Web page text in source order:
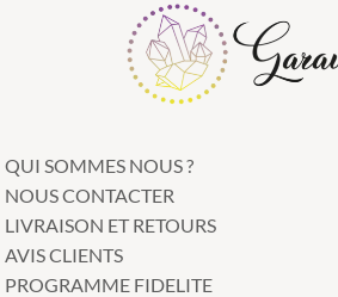
QUI SOMMES NOUS ?
NOUS CONTACTER
LIVRAISON ET RETOURS
AVIS CLIENTS
PROGRAMME FIDELITE